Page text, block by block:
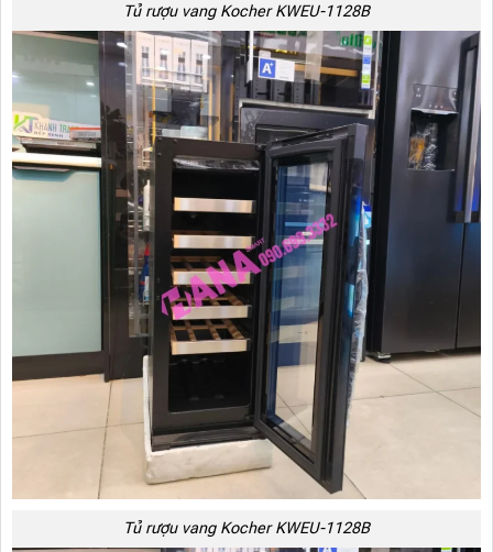
Tủ rượu vang Kocher KWEU-1128B
Tủ rượu vang Kocher KWEU-1128B